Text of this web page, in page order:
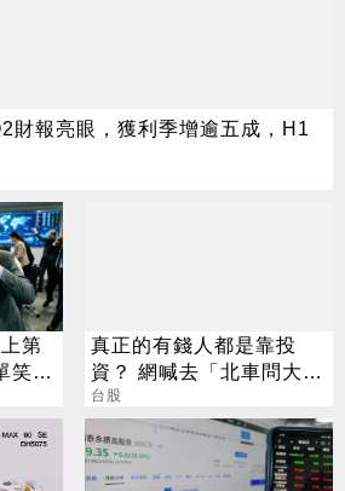
財報亮眼，獲利季增逾五成，H1
第
：
真正的有錢人都是靠投
資？ 網喊去「北車問大
師」：保證專業
台股